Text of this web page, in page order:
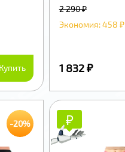
Купить
2 290 ₽
Экономия: 458 ₽
1 832 ₽
-20% ₽₽